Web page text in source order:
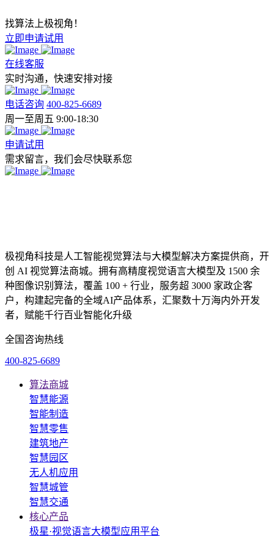
找算法上极视角！
立即申请试用
在线客服
实时沟通，快速安排对接
电话咨询 400-825-6689
周一至周五 9:00-18:30
申请试用
需求留言，我们会尽快联系您
极视角科技是人工智能视觉算法与大模型解决方案提供商，开
创 AI 视觉算法商城。拥有高精度视觉语言大模型及 1500 余
种图像识别算法，覆盖 100 + 行业，服务超 3000 家政企客
户，构建起完备的全域AI产品体系，汇聚数十万海内外开发
者，赋能千行百业智能化升级
全国咨询热线
400-825-6689
算法商城
智慧能源
智能制造
智慧零售
建筑地产
智慧园区
无人机应用
智慧城管
智慧交通
核心产品
极星·视觉语言大模型应用平台